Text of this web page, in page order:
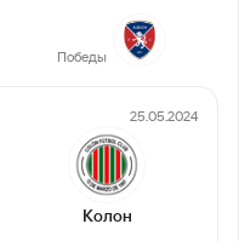
Победы
25.05.2024
Колон